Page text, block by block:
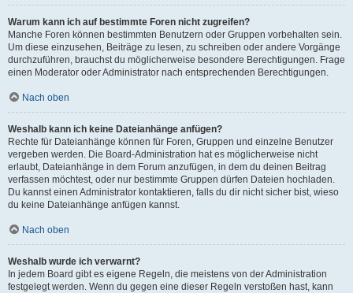
Warum kann ich auf bestimmte Foren nicht zugreifen?
Manche Foren können bestimmten Benutzern oder Gruppen vorbehalten sein.
Um diese einzusehen, Beiträge zu lesen, zu schreiben oder andere Vorgänge
durchzuführen, brauchst du möglicherweise besondere Berechtigungen. Frage
einen Moderator oder Administrator nach entsprechenden Berechtigungen.
Nach oben
Weshalb kann ich keine Dateianhänge anfügen?
Rechte für Dateianhänge können für Foren, Gruppen und einzelne Benutzer
vergeben werden. Die Board-Administration hat es möglicherweise nicht
erlaubt, Dateianhänge in dem Forum anzufügen, in dem du deinen Beitrag
verfassen möchtest, oder nur bestimmte Gruppen dürfen Dateien hochladen.
Du kannst einen Administrator kontaktieren, falls du dir nicht sicher bist, wieso
du keine Dateianhänge anfügen kannst.
Nach oben
Weshalb wurde ich verwarnt?
In jedem Board gibt es eigene Regeln, die meistens von der Administration
festgelegt werden. Wenn du gegen eine dieser Regeln verstoßen hast, kann